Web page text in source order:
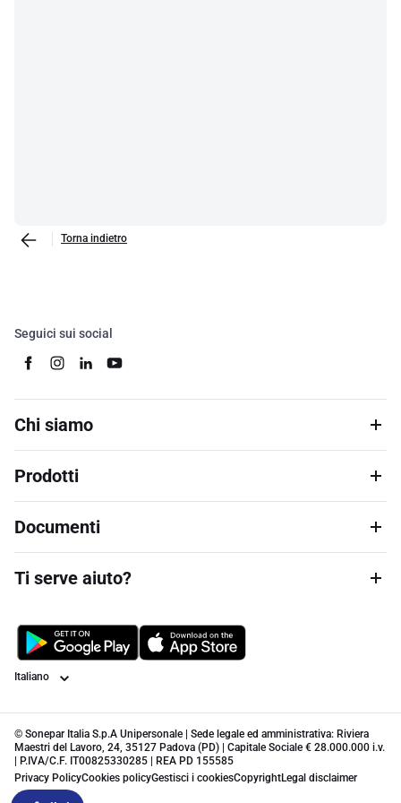
Torna indietro
Seguici sui social
Chi siamo
Prodotti
Documenti
Ti serve aiuto?
Lingua
© Sonepar Italia S.p.A Unipersonale | Sede legale ed amministrativa: Riviera
Maestri del Lavoro, 24, 35127 Padova (PD) | Capitale Sociale € 28.000.000 i.v.
| P.IVA/C.F. IT00825330285 | REA PD 155585
Privacy PolicyCookies policyGestisci i cookiesCopyrightLegal disclaimer